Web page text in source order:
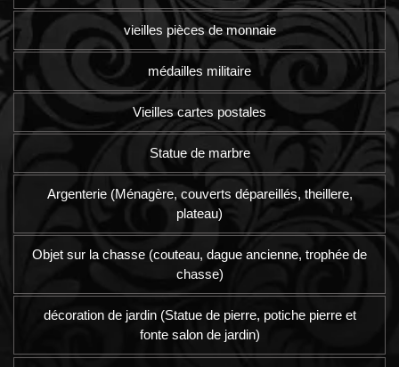
vieilles pièces de monnaie
médailles militaire
Vieilles cartes postales
Statue de marbre
Argenterie (Ménagère, couverts dépareillés, theillere,
plateau)
Objet sur la chasse (couteau, dague ancienne, trophée de
chasse)
décoration de jardin (Statue de pierre, potiche pierre et
fonte salon de jardin)